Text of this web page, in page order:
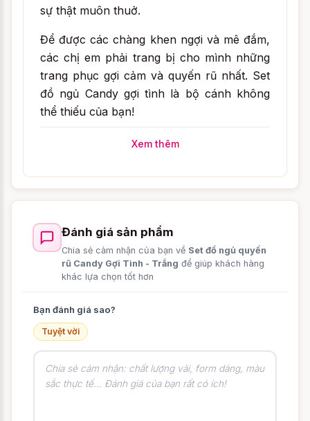
sự thật muôn thuở.
Để được các chàng khen ngợi và mê đắm,
các chị em phải trang bị cho mình những
trang phục gợi cảm và quyến rũ nhất. Set
đồ ngủ Candy gợi tình là bộ cánh không
thể thiếu của bạn!
Xem thêm
Đánh giá sản phẩm
Chia sẻ cảm nhận của bạn về Set đồ ngủ quyến
rũ Candy Gợi Tình - Trắng để giúp khách hàng
khác lựa chọn tốt hơn
Bạn đánh giá sao?
Tuyệt vời